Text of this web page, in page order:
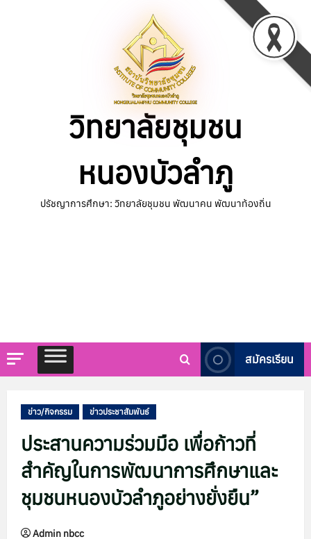
วิทยาลัยชุมชน
หนองบัวลำภู
ปรัชญาการศึกษา: วิทยาลัยชุมชน พัฒนาคน พัฒนาท้องถิ่น
สมัครเรียน
ข่าว/กิจกรรม ข่าวประชาสัมพันธ์
ประสานความร่วมมือ เพื่อก้าวที่
สำคัญในการพัฒนาการศึกษาและ
ชุมชนหนองบัวลำภูอย่างยั่งยืน”
Admin nbcc